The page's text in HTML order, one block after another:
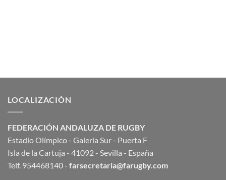
LOCALIZACIÓN
FEDERACIÓN ANDALUZA DE RUGBY
Estadio Olímpico - Galería Sur - Puerta F
Isla de la Cartuja - 41092 - Sevilla - España
Telf. 954468140 - farsecretaria@farugby.com